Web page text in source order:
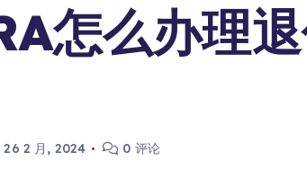
怎么办理
26 2 月, 2024 0 评论